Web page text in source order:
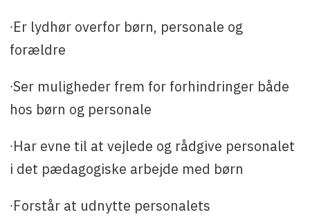
∙Er lydhør overfor børn, personale og
forældre
∙Ser muligheder frem for forhindringer både
hos børn og personale
∙Har evne til at vejlede og rådgive personalet
i det pædagogiske arbejde med børn
∙Forstår at udnytte personalets